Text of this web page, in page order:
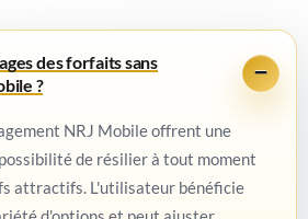
des forfaits sans
?
NRJ Mobile offrent une
de résilier à tout moment
attractifs. L'utilisateur bénéficie